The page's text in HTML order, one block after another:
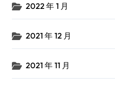
2022 年 1 月
2021 年 12 月
2021 年 11 月